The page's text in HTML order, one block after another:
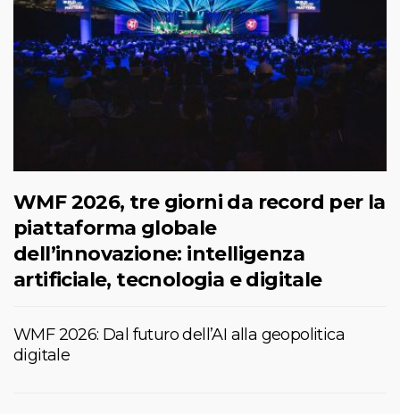
WMF 2026, tre giorni da record per la
piattaforma globale
dell’innovazione: intelligenza
artificiale, tecnologia e digitale
WMF 2026: Dal futuro dell’AI alla geopolitica
digitale